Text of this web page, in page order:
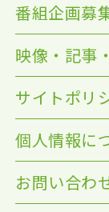
番組企画募
映像・記事
サイトポリ
個人情報に
お問い合わ